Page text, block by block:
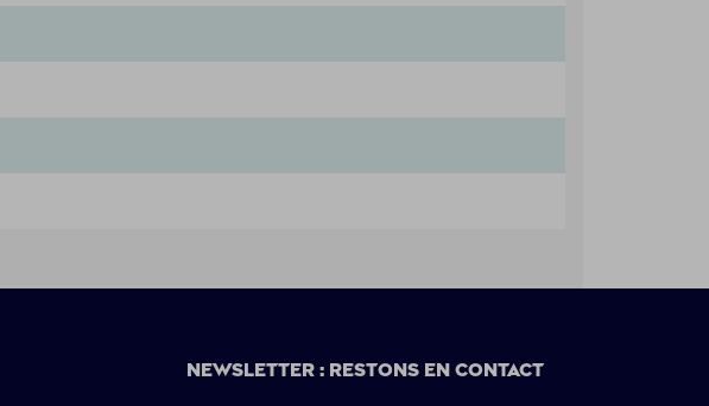
Newsletter : restons en contact